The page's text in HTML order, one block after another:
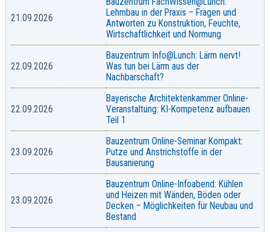
21.09.2026
Lehmbau in der Praxis – Fragen und
Antworten zu Konstruktion, Feuchte,
Wirtschaftlichkeit und Normung
22.09.2026
Bauzentrum Info@Lunch: Lärm nervt!
Was tun bei Lärm aus der
Nachbarschaft?
22.09.2026
Bayerische Architektenkammer Online-
Veranstaltung: KI-Kompetenz aufbauen
Teil 1
23.09.2026
Bauzentrum Online-Seminar Kompakt:
Putze und Anstrichstoffe in der
Bausanierung
23.09.2026
Bauzentrum Online-Infoabend: Kühlen
und Heizen mit Wänden, Böden oder
Decken – Möglichkeiten für Neubau und
Bestand